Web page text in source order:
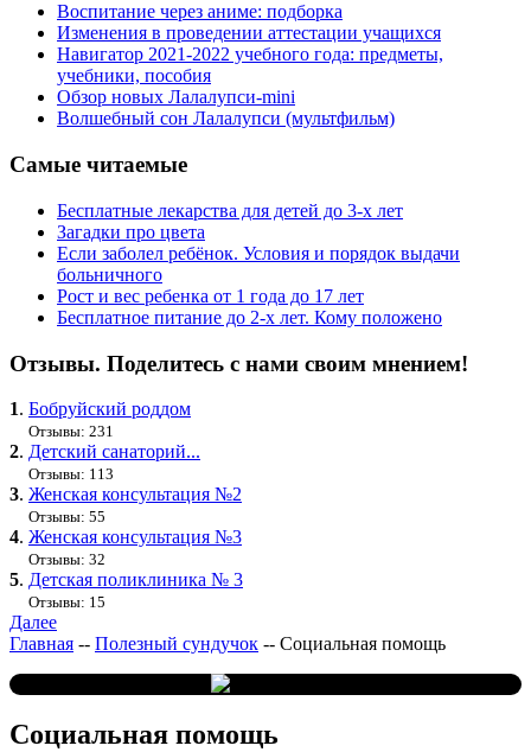
Воспитание через аниме: подборка
Изменения в проведении аттестации учащихся
Навигатор 2021-2022 учебного года: предметы,
учебники, пособия
Обзор новых Лалалупси-mini
Волшебный сон Лалалупси (мультфильм)
Самые читаемые
Бесплатные лекарства для детей до 3-х лет
Загадки про цвета
Если заболел ребёнок. Условия и порядок выдачи
больничного
Рост и вес ребенка от 1 года до 17 лет
Бесплатное питание до 2-х лет. Кому положено
Отзывы. Поделитесь с нами своим мнением!
1. Бобруйский роддом
Отзывы: 231
2. Детский санаторий...
Отзывы: 113
3. Женская консультация №2
Отзывы: 55
4. Женская консультация №3
Отзывы: 32
5. Детская поликлиника № 3
Отзывы: 15
Далее
Главная -- Полезный сундучок -- Социальная помощь
Социальная помощь